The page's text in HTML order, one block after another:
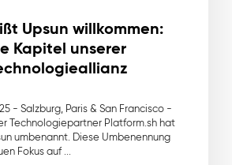
Upsun willkommen:
Kapitel unserer
- Salzburg, Paris & San Francisco -
Technologiepartner Platform.sh hat
umbenannt. Diese Umbenennung
Fokus auf ...